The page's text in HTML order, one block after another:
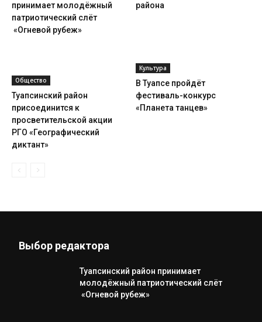
принимает молодёжный
патриотический слёт
«Огневой рубеж»
района
Общество
Туапсинский район
присоединится к
просветительской акции
РГО «Географический
диктант»
Культура
В Туапсе пройдёт
фестиваль-конкурс
«Планета танцев»
Выбор редактора
Туапсинский район принимает
молодёжный патриотический слёт
«Огневой рубеж»